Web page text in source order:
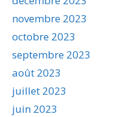
novembre 2023
octobre 2023
septembre 2023
août 2023
juillet 2023
juin 2023